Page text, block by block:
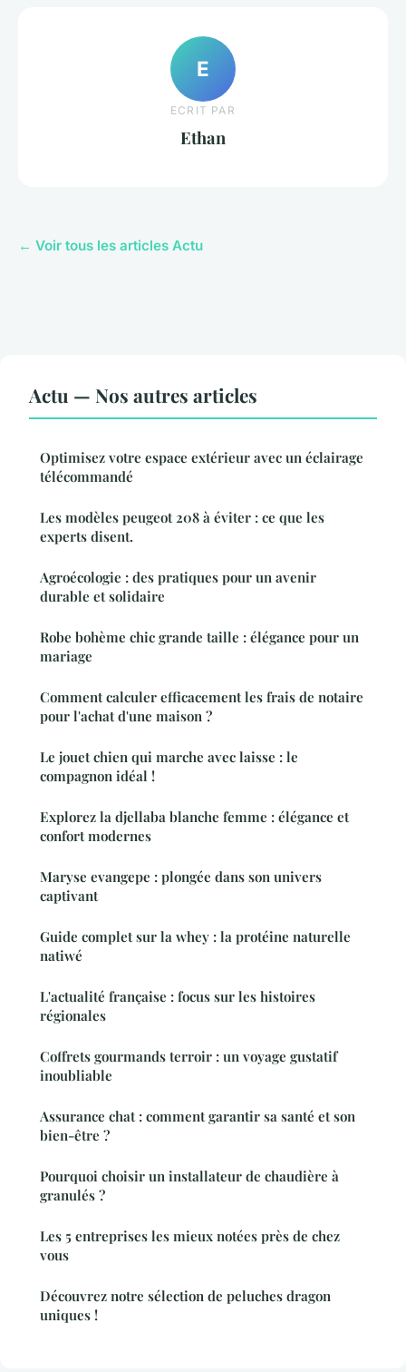
E
ECRIT PAR
Ethan
← Voir tous les articles Actu
Actu — Nos autres articles
Optimisez votre espace extérieur avec un éclairage
télécommandé
Les modèles peugeot 208 à éviter : ce que les
experts disent.
Agroécologie : des pratiques pour un avenir
durable et solidaire
Robe bohème chic grande taille : élégance pour un
mariage
Comment calculer efficacement les frais de notaire
pour l'achat d'une maison ?
Le jouet chien qui marche avec laisse : le
compagnon idéal !
Explorez la djellaba blanche femme : élégance et
confort modernes
Maryse evangepe : plongée dans son univers
captivant
Guide complet sur la whey : la protéine naturelle
natiwé
L'actualité française : focus sur les histoires
régionales
Coffrets gourmands terroir : un voyage gustatif
inoubliable
Assurance chat : comment garantir sa santé et son
bien-être ?
Pourquoi choisir un installateur de chaudière à
granulés ?
Les 5 entreprises les mieux notées près de chez
vous
Découvrez notre sélection de peluches dragon
uniques !